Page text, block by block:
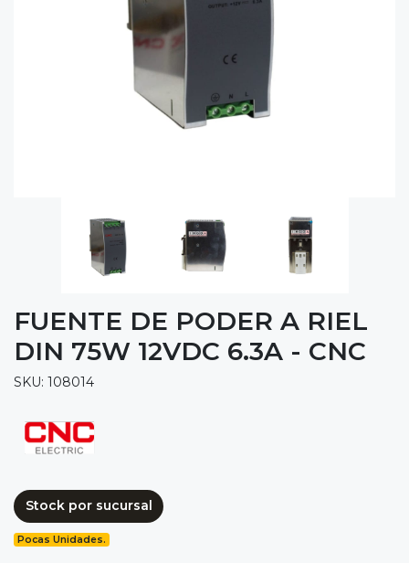
FUENTE DE PODER A RIEL
DIN 75W 12VDC 6.3A - CNC
SKU: 108014
Stock por sucursal
Pocas Unidades.